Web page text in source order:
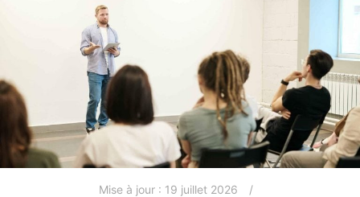
Mise à jour : 19 juillet 2026